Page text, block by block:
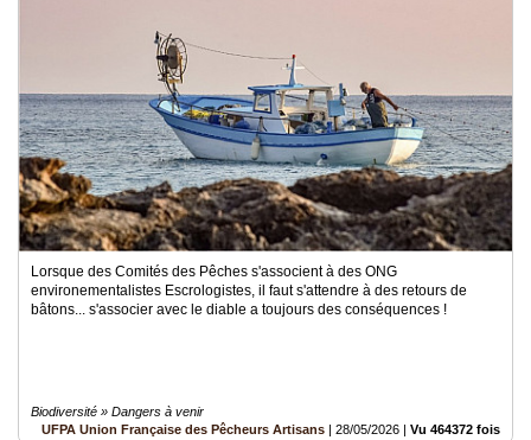
Lorsque des Comités des Pêches s'associent à des ONG
environementalistes Escrologistes, il faut s'attendre à des retours de
bâtons... s'associer avec le diable a toujours des conséquences !
Biodiversité » Dangers à venir
UFPA Union Française des Pêcheurs Artisans | 28/05/2026 | Vu 464372 fois